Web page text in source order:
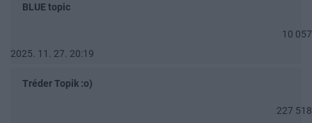
BLUE topic
10 057
2025. 11. 27. 20:19
Tréder Topik :o)
227 518